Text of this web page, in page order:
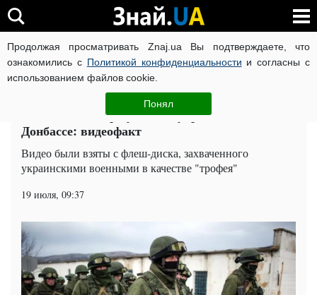
Продолжая просматривать Znaj.ua Вы подтверждаете, что
ознакомились с Политикой конфиденциальности и согласны с
использованием файлов cookie.
Понял
ВОЙНА РОССИИ ПРОТИВ УКРАИНЫ КОРОНАВИРУС В
Общество ЧИТАТИ УКРАЇНСЬКОЮ
Ублюдки Вагнера убивали украинцев на
Донбассе: видеофакт
Видео были взяты с флеш-диска, захваченного
украинскими военными в качестве "трофея"
19 июля, 09:37